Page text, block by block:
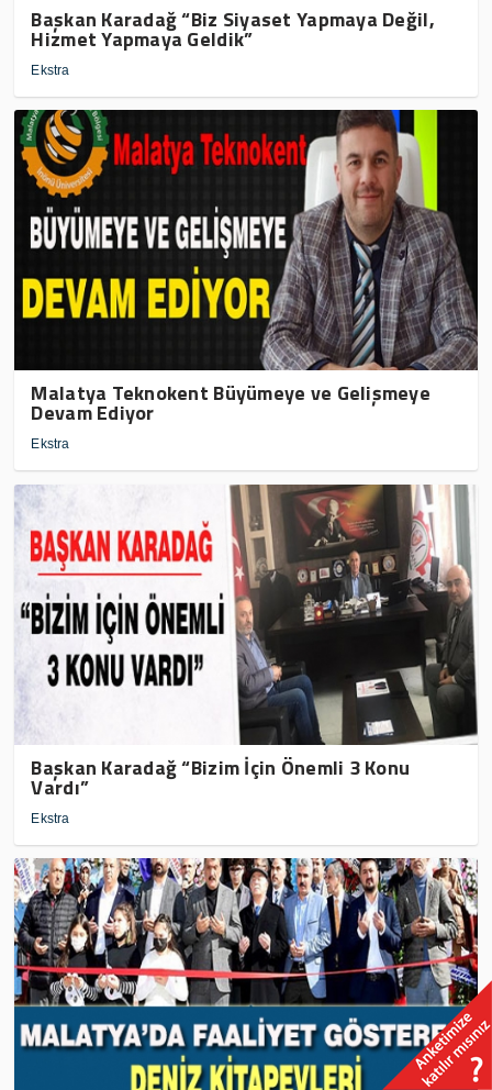
Başkan Karadağ “Biz Siyaset Yapmaya Değil,
Hizmet Yapmaya Geldik”
Ekstra
Malatya Teknokent Büyümeye ve Gelişmeye
Devam Ediyor
Ekstra
Başkan Karadağ “Bizim İçin Önemli 3 Konu
Vardı”
Ekstra